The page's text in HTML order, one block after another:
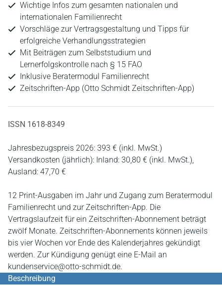
Wichtige Infos zum gesamten nationalen und
internationalen Familienrecht
Vorschläge zur Vertragsgestaltung und Tipps für
erfolgreiche Verhandlungsstrategien
Mit Beiträgen zum Selbststudium und
Lernerfolgskontrolle nach § 15 FAO
Inklusive Beratermodul Familienrecht
Zeitschriften-App (Otto Schmidt Zeitschriften-App)
ISSN 1618-8349
Jahresbezugspreis 2026: 393 € (inkl. MwSt.)
Versandkosten (jährlich): Inland: 30,80 € (inkl. MwSt.),
Ausland: 47,70 €
12 Print-Ausgaben im Jahr und Zugang zum Beratermodul
Familienrecht und zur Zeitschriften-App. Die
Vertragslaufzeit für ein Zeitschriften-Abonnement beträgt
zwölf Monate. Zeitschriften-Abonnements können jeweils
bis vier Wochen vor Ende des Kalenderjahres gekündigt
werden. Zur Kündigung genügt eine E-Mail an
kundenservice@otto-schmidt.de.
Beschreibung